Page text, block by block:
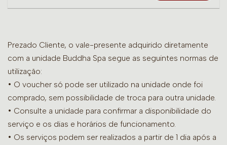
Prezado Cliente, o vale-presente adquirido diretamente
com a unidade Buddha Spa segue as seguintes normas de
utilização:
• O voucher só pode ser utilizado na unidade onde foi
comprado, sem possibilidade de troca para outra unidade.
• Consulte a unidade para confirmar a disponibilidade do
serviço e os dias e horários de funcionamento.
• Os serviços podem ser realizados a partir de 1 dia após a